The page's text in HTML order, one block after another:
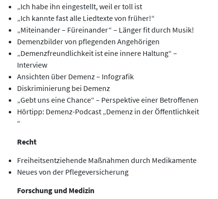
„Ich habe ihn eingestellt, weil er toll ist
„Ich kannte fast alle Liedtexte von früher!“
„Miteinander – Füreinander“ – Länger fit durch Musik!
Demenzbilder von pflegenden Angehörigen
„Demenzfreundlichkeit ist eine innere Haltung“ –
Interview
Ansichten über Demenz – Infografik
Diskriminierung bei Demenz
„Gebt uns eine Chance“ – Perspektive einer Betroffenen
Hörtipp: Demenz-Podcast „Demenz in der Öffentlichkeit
“
Recht
Freiheitsentziehende Maßnahmen durch Medikamente
Neues von der Pflegeversicherung
Forschung und Medizin